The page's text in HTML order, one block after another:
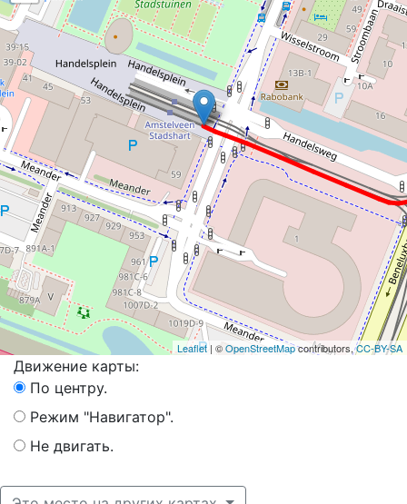
Leaflet | ©OpenStreetMapcontributors,CC-BY-SA
Движение карты:
По центру.
Режим "Навигатор".
Не двигать.